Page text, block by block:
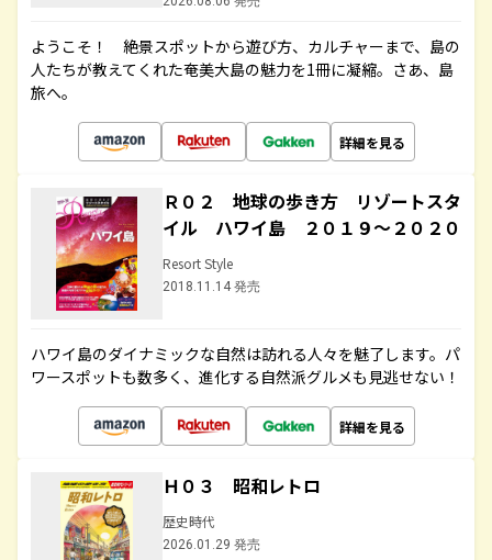
ようこそ！ 絶景スポットから遊び方、カルチャーまで、島の
人たちが教えてくれた奄美大島の魅力を1冊に凝縮。さあ、島
旅へ。
詳細を見る
Ｒ０２ 地球の歩き方 リゾートスタ
イル ハワイ島 ２０１９～２０２０
Resort Style
2018.11.14 発売
ハワイ島のダイナミックな自然は訪れる人々を魅了します。パ
ワースポットも数多く、進化する自然派グルメも見逃せない！
詳細を見る
Ｈ０３ 昭和レトロ
歴史時代
2026.01.29 発売